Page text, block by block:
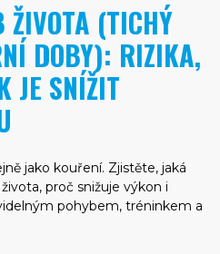
ŽIVOTA (TICHÝ
DOBY): RIZIKA,
JE SNÍŽIT
jako kouření. Zjistěte, jaká
proč snižuje výkon i
pohybem, tréninkem a